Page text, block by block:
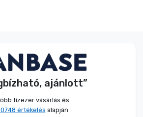
ajánlott”
tízezer vásárlás és
értékelés alapján